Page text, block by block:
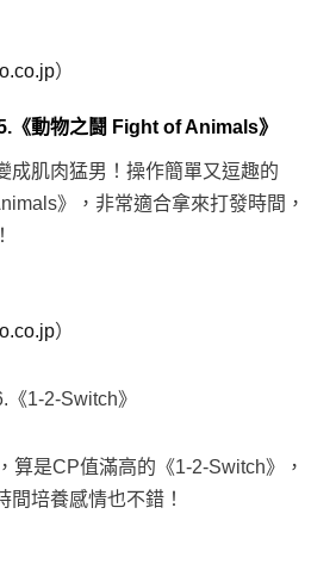
）
《動物之鬪 Fight of Animals》
成肌肉猛男！操作簡單又逗趣的
》，非常適合拿來打發時間，
）
1-2-Switch》
算是CP值滿高的《1-2-Switch》，
間培養感情也不錯！